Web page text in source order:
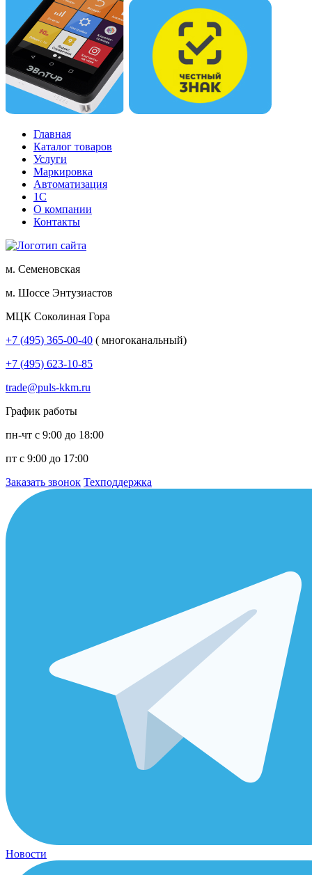
Главная
Каталог товаров
Услуги
Маркировка
Автоматизация
1С
О компании
Контакты
м. Семеновская
м. Шоссе Энтузиастов
МЦК Соколиная Гора
+7 (495) 365-00-40 ( многоканальный)
+7 (495) 623-10-85
trade@puls-kkm.ru
График работы
пн-чт с 9:00 до 18:00
пт с 9:00 до 17:00
Заказать звонок Техподдержка
Новости